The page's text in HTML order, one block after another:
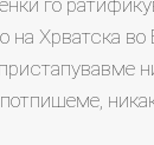
на Хрватска во